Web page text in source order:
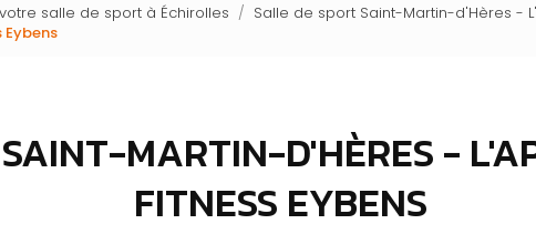
salle de sport à Échirolles
Salle de sport Saint-Martin-d'Hères -
MARTIN-D'HÈRES -
FITNESS EYBENS